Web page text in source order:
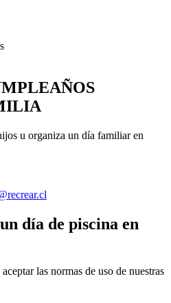
u organiza un día familiar en
día de piscina en
las normas de uso de nuestras